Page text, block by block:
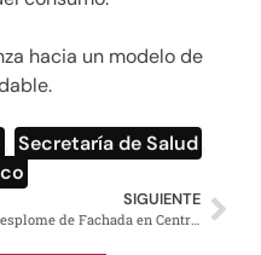
hacia un modelo de
Secretaría de Salud
SIGUIENTE
Desplome de Fachada en Centro Histórico Activa Protocolos